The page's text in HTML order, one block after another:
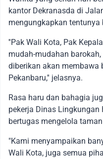
kantor Dekranasda di
mengungkapkan
''Pak Wali Kota, Pak
mudah-mudahan
diberikan akan membawa
Pekanbaru,'' jelasnya.
Rasa haru dan bahagia
pekerja Dinas Lingkungan
bertugas mengelola
"Kami menyampaikan
Wali Kota, juga semua